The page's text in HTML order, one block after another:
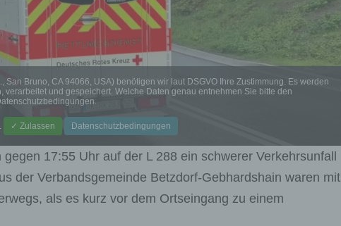
San Bruno, CA 94066, USA) benötigen wir laut DSGVO Ihre Zustimmung. Es werden
und gespeichert. Welche Daten genau entnehmen Sie bitte den
✓ Zulassen Datenschutzbedingungen
17:55 Uhr auf der L 288 ein schwerer Verkehrsunfall
der Verbandsgemeinde Betzdorf-Gebhardshain waren mit
als es kurz vor dem Ortseingang zu einem